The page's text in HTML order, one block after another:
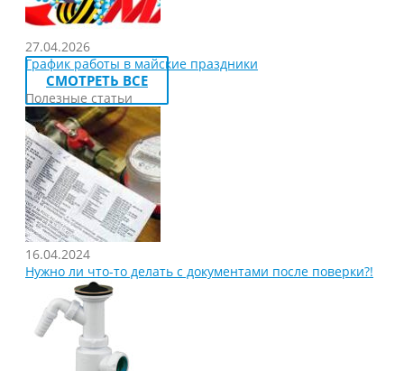
27.04.2026
График работы в майские праздники
СМОТРЕТЬ ВСЕ
Полезные статьи
16.04.2024
Нужно ли что-то делать с документами после поверки?!